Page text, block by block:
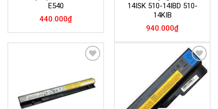
E540
440.000₫
14ISK 510-14IBD 510-
14KIB
940.000₫
Add to
Wishlist